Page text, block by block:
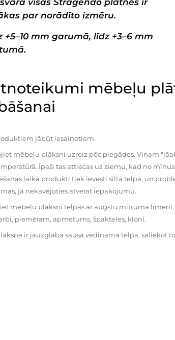
visas Stragendo plātnes ir
par norādīto izmēru.
+5–10 mm garumā, līdz +3–6 mm
mēbeļu
jābūt iesaiņotiem.
mēbeļu plāksni uzreiz pēc piegādes. Viņam
Īpaši tas attiecas uz ziemu, kad no
laikā produkti tiek ievesti siltā telpā, un
ja nekavējoties atverat iepakojumu.
mēbeļu plāksni telpās ar augstu mitruma līmeni,
piemēram, apmetums, špakteles, kloni.
ir jāuzglabā sausā vēdināmā telpā, saliekot